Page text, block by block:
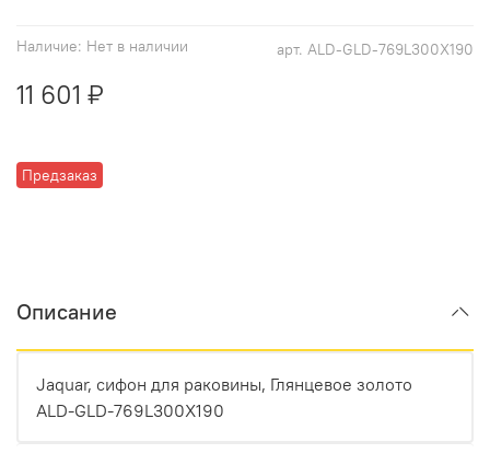
арт. ALD-GLD-769L300X190
Наличие: Нет в наличии
Предзаказ
11 601 ₽
Описание
Jaquar, сифон для раковины, Глянцевое золото
ALD-GLD-769L300X190